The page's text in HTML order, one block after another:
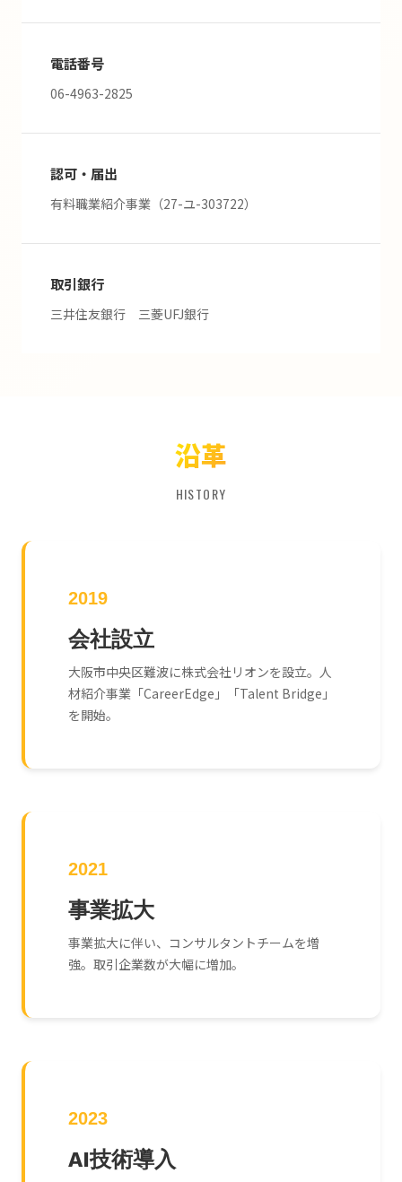
電話番号
06-4963-2825
認可・届出
有料職業紹介事業（27-ユ-303722）
取引銀行
三井住友銀行 三菱UFJ銀行
沿革
HISTORY
2019
会社設立
大阪市中央区難波に株式会社リオンを設立。人
材紹介事業「CareerEdge」「Talent Bridge」
を開始。
2021
事業拡大
事業拡大に伴い、コンサルタントチームを増
強。取引企業数が大幅に増加。
2023
AI技術導入